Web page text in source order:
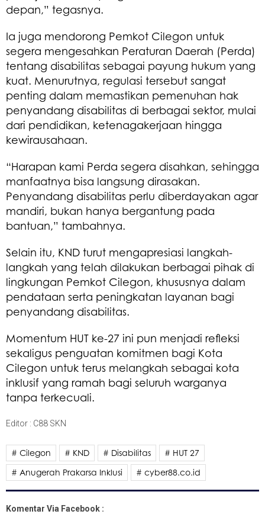
depan,” tegasnya.
Ia juga mendorong Pemkot Cilegon untuk
segera mengesahkan Peraturan Daerah (Perda)
tentang disabilitas sebagai payung hukum yang
kuat. Menurutnya, regulasi tersebut sangat
penting dalam memastikan pemenuhan hak
penyandang disabilitas di berbagai sektor, mulai
dari pendidikan, ketenagakerjaan hingga
kewirausahaan.
“Harapan kami Perda segera disahkan, sehingga
manfaatnya bisa langsung dirasakan.
Penyandang disabilitas perlu diberdayakan agar
mandiri, bukan hanya bergantung pada
bantuan,” tambahnya.
Selain itu, KND turut mengapresiasi langkah-
langkah yang telah dilakukan berbagai pihak di
lingkungan Pemkot Cilegon, khususnya dalam
pendataan serta peningkatan layanan bagi
penyandang disabilitas.
Momentum HUT ke-27 ini pun menjadi refleksi
sekaligus penguatan komitmen bagi Kota
Cilegon untuk terus melangkah sebagai kota
inklusif yang ramah bagi seluruh warganya
tanpa terkecuali.
Editor : C88 SKN
# Cilegon # KND # Disabilitas
# HUT 27
# Anugerah Prakarsa Inklusi
# cyber88.co.id
Komentar Via Facebook :